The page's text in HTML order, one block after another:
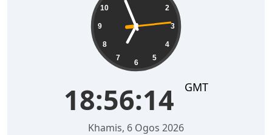
2
3
4
5
6
7
8
9
10
18:56:15 GMT
Khamis, 6 Ogos 2026